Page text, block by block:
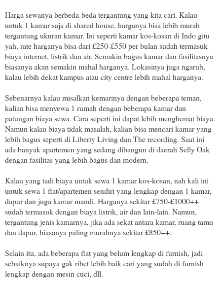
Harga sewanya berbeda-beda tergantung yang kita cari. Kalau
untuk 1 kamar saja di shared house, harganya bisa lebih murah
tergantung ukuran kamar. Ini seperti kamar kos-kosan di Indo gitu
yah, rate harganya bisa dari £250-£550 per bulan sudah termasuk
biaya internet, listrik dan air. Semakin bagus kamar dan fasilitasnya
biasanya akan semakin mahal harganya. Lokasinya juga ngaruh,
kalau lebih dekat kampus atau city centre lebih mahal harganya.
Sebenarnya kalau misalkan kemarinya dengan beberapa teman,
kalian bisa menyewa 1 rumah dengan beberapa kamar dan
patungan biaya sewa. Cara seperti ini dapat lebih menghemat biaya.
Namun kalau biaya tidak masalah, kalian bisa mencari kamar yang
lebih bagus seperti di Liberty Living dan The recording. Saat ini
ada banyak apartemen yang sedang dibangun di daerah Selly Oak
dengan fasilitas yang lebih bagus dan modern.
Kalau yang tadi biaya untuk sewa 1 kamar kos-kosan, nah kali ini
untuk sewa 1 flat/apartemen sendiri yang lengkap dengan 1 kamar,
dapur dan juga kamar mandi. Harganya sekitar £750-£1000++
sudah termasuk dengan biaya listrik, air dan lain-lain. Namun,
tergantung jenis kamarnya, jika ada sekat antara kamar, ruang tamu
dan dapur, biasanya paling murahnya sekitar £850++.
Selain itu, ada beberapa flat yang belum lengkap di furnish, jadi
sebaiknya supaya gak ribet lebih baik cari yang sudah di furnish
lengkap dengan mesin cuci, dll.